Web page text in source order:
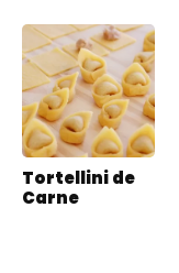
Tortellini de
Carne